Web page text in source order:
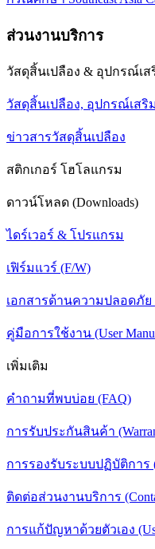
ส่วนงานบริการ
วัสดุสิ้นเปลือง & อุปกรณ์เส
วัสดุสิ้นเปลือง, อุปกรณ์เสริม
ข่าวสารวัสดุสิ้นเปลือง
สติกเกอร์ โฮโลแกรม
ดาวน์โหลด (Downloads)
ไดร์เวอร์ & โปรแกรม
เฟิร์มแวร์ (F/W)
เอกสารด้านความปลอดภัย
คู่มือการใช้งาน (User
เพิ่มเติม
คำถามที่พบบ่อย (FAQ)
การรับประกันสินค้า
การรองรับระบบปฏิบัติการ
ติดต่อส่วนงานบริการ
การแก้ปัญหาด้วยตัวเอง